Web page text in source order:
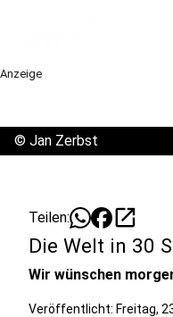
Anzeige
© Jan Zerbst
Teilen: open_in_new
Die Welt in 30
Wir wünschen
Veröffentlicht: Freitag,